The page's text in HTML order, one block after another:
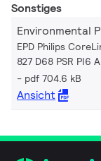
Sonstiges
Environmental
EPD Philips
827 D68 PSR PI6
pdf 704.6 kB
Ansicht